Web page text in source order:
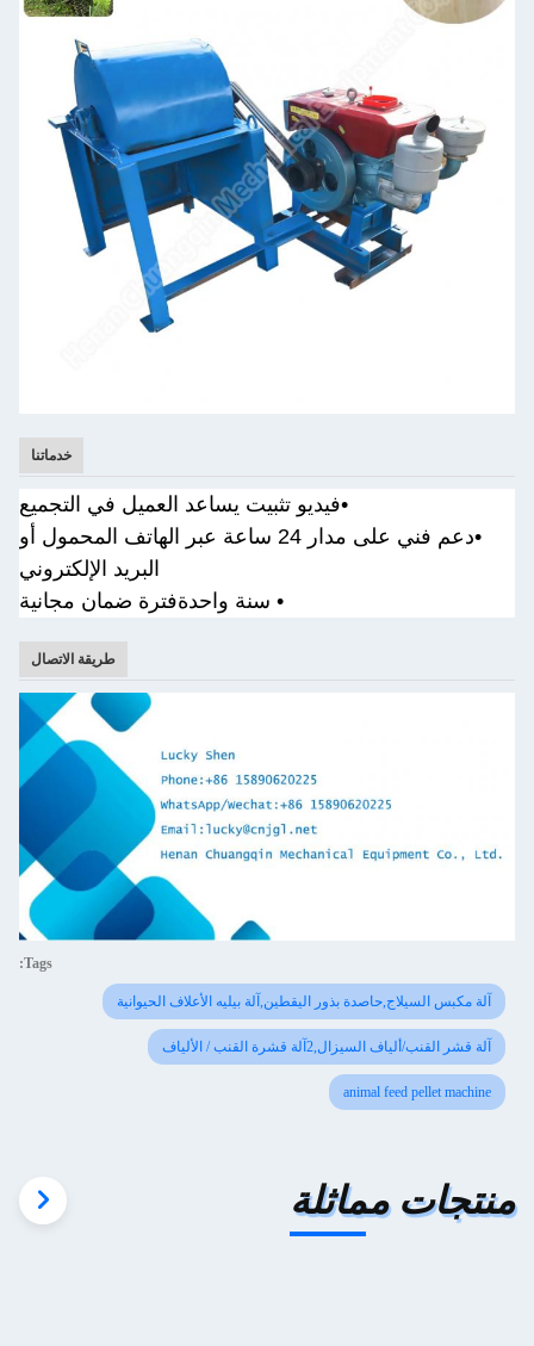
خدماتنا
•فيديو تثبيت يساعد العميل في التجميع
•
دعم فني على مدار 24 ساعة عبر الهاتف المحمول أو
البريد الإلكتروني
• سنة واحدةفترة ضمان مجانية
طريقة الاتصال
Tags:
آلة مكبس السيلاج,حاصدة بذور اليقطين,آلة بيليه الأعلاف الحيوانية
آلة قشر القنب/ألياف السيزال,2آلة قشرة القنب / الألياف
animal feed pellet machine
منتجات مماثلة